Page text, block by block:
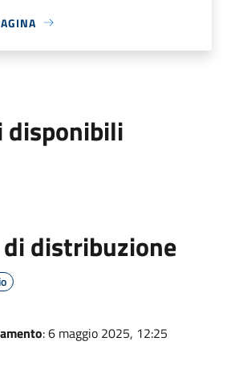
disponibili
di distribuzione
: 6 maggio 2025, 12:25